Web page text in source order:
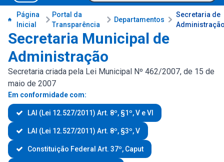
Menu Bar
Conteúdo da Prefeitura de Boa Vista do Tupim-BA
Página
Inicial
Portal da
Transparência
Departamentos
Secretaria de
Secretaria Municipal de
Administração
Secretaria criada pela Lei Municipal Nº 462/2007, de 15 de
maio de 2007
Em conformidade com:
LAI (Lei 12.527/2011) Art. 8º, §1º, V e VI
LAI (Lei 12.527/2011) Art. 8º, §3º, V
Constituição Federal Art. 37º, Caput